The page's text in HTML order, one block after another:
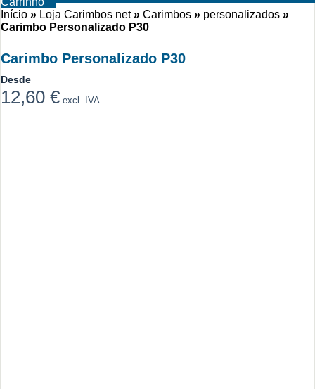
Início » Loja Carimbos net» Carimbos » personalizados »
Carimbo Personalizado P30
Carimbo Personalizado P30
Desde
12,60 € excl. IVA